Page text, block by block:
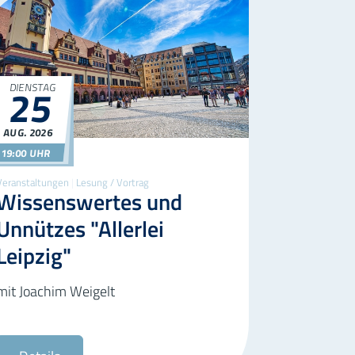
©AdobeStock
Lesung / Vortrag
und
"Allerlei
DIENSTAG
25
AUG. 2026
19:00 UHR
Joachim Weigelt